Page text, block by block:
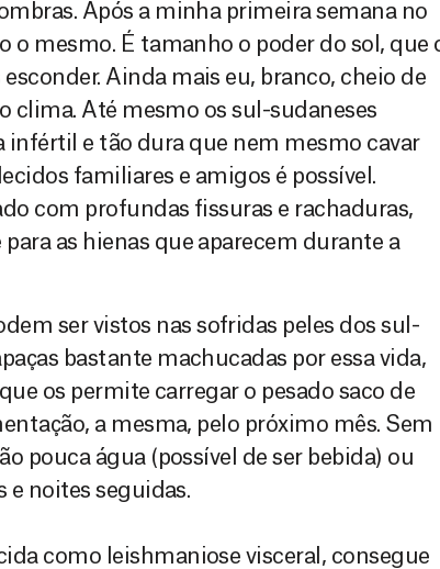
Após a minha primeira semana no
o mesmo. É tamanho o poder do sol, que
Ainda mais eu, branco, cheio de
clima. Até mesmo os sul-sudaneses
infértil e tão dura que nem mesmo cavar
familiares e amigos é possível.
com profundas fissuras e rachaduras,
as hienas que aparecem durante a
ser vistos nas sofridas peles dos sul-
bastante machucadas por essa vida,
os permite carregar o pesado saco de
a mesma, pelo próximo mês. Sem
pouca água (possível de ser bebida) ou
e noites seguidas.
como leishmaniose visceral, consegue